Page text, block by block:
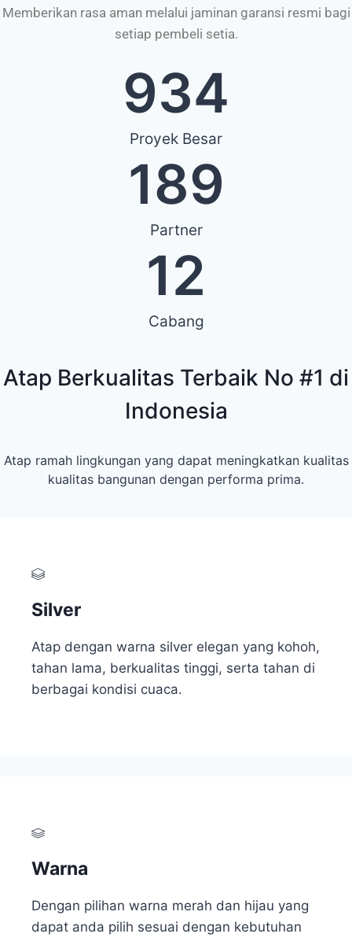
Memberikan rasa aman melalui jaminan garansi resmi bagi
setiap pembeli setia.
Proyek Besar
934
Partner
189
Cabang
12
Atap Berkualitas Terbaik No #1 di
Indonesia
Atap ramah lingkungan yang dapat meningkatkan kualitas
kualitas bangunan dengan performa prima.
Silver
Atap dengan warna silver elegan yang kohoh,
tahan lama, berkualitas tinggi, serta tahan di
berbagai kondisi cuaca.
Warna
Dengan pilihan warna merah dan hijau yang
dapat anda pilih sesuai dengan kebutuhan